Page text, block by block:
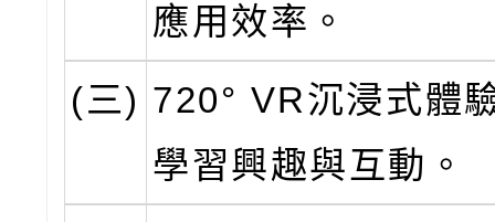
應用效率。
(三) 720° VR沉浸式體
學習興趣與互動。